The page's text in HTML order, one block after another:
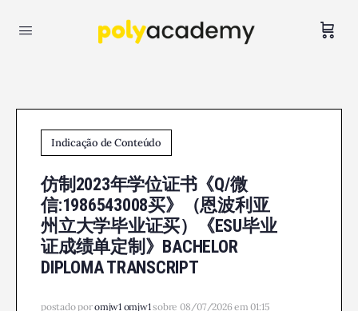
Indicação de Conteúdo
仿制2023年学位证书《Q/微
信:1986543008买》（恩波利亚
州立大学毕业证买）《ESU毕业
证成绩单定制》BACHELOR
DIPLOMA TRANSCRIPT
postado poromjw1 omjw1sobre 08/07/2026 em 01:15